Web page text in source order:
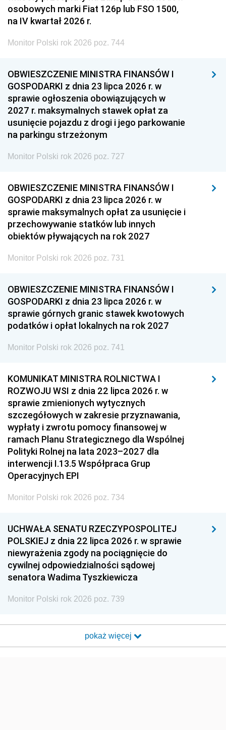
osobowych marki Fiat 126p lub FSO 1500,
na IV kwartał 2026 r.
Monitor Polski rok 2026 poz. 744
OBWIESZCZENIE MINISTRA FINANSÓW I
GOSPODARKI z dnia 23 lipca 2026 r. w
sprawie ogłoszenia obowiązujących w
2027 r. maksymalnych stawek opłat za
usunięcie pojazdu z drogi i jego parkowanie
na parkingu strzeżonym
Monitor Polski rok 2026 poz. 727
OBWIESZCZENIE MINISTRA FINANSÓW I
GOSPODARKI z dnia 23 lipca 2026 r. w
sprawie maksymalnych opłat za usunięcie i
przechowywanie statków lub innych
obiektów pływających na rok 2027
Monitor Polski rok 2026 poz. 731
OBWIESZCZENIE MINISTRA FINANSÓW I
GOSPODARKI z dnia 23 lipca 2026 r. w
sprawie górnych granic stawek kwotowych
podatków i opłat lokalnych na rok 2027
Monitor Polski rok 2026 poz. 741
KOMUNIKAT MINISTRA ROLNICTWA I
ROZWOJU WSI z dnia 22 lipca 2026 r. w
sprawie zmienionych wytycznych
szczegółowych w zakresie przyznawania,
wypłaty i zwrotu pomocy finansowej w
ramach Planu Strategicznego dla Wspólnej
Polityki Rolnej na lata 2023–2027 dla
interwencji I.13.5 Współpraca Grup
Operacyjnych EPI
Monitor Polski rok 2026 poz. 734
UCHWAŁA SENATU RZECZYPOSPOLITEJ
POLSKIEJ z dnia 22 lipca 2026 r. w sprawie
niewyrażenia zgody na pociągnięcie do
cywilnej odpowiedzialności sądowej
senatora Wadima Tyszkiewicza
Monitor Polski rok 2026 poz. 739
pokaż więcej